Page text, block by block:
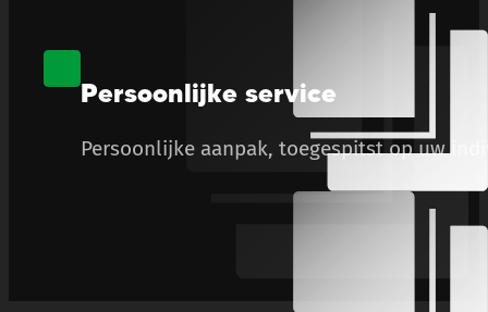
Persoonlijke service
Persoonlijke aanpak, toegespitst op uw